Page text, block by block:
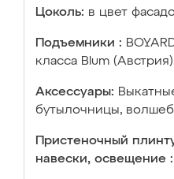
Цоколь: в цвет
Подъемники :
класса Blum
Аксессуары:
бутылочницы,
Пристеночный
навески, освещение :